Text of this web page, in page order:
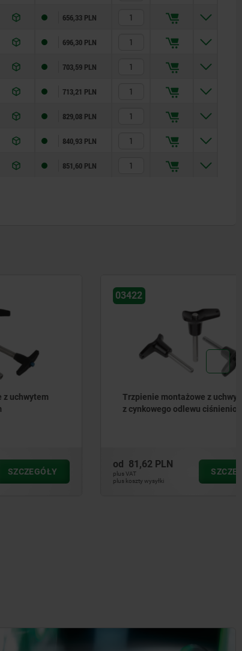
4,2 656,33 PLN
3,7 696,30 PLN
3,7 703,59 PLN
3,7 713,21 PLN
3 829,08 PLN
3 840,93 PLN
3 851,60 PLN
Trzpienie montażowe z uchwytem L
z cynkowego odlewu ciśnieniowego
od 81,62 PLN
plus koszty wysyłki